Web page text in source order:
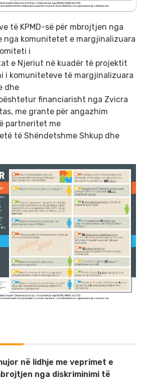
të KPMD-së për mbrojtjen nga
nga komunitetet e margjinalizuara
i
e Njeriut në kuadër të projektit
i komuniteteve të margjinalizuara
dhe
financiarisht nga Zvicra
me grante për angazhim
partneritet me
të Shëndetshme Shkup dhe
në lidhje me veprimet e
nga diskriminimi të